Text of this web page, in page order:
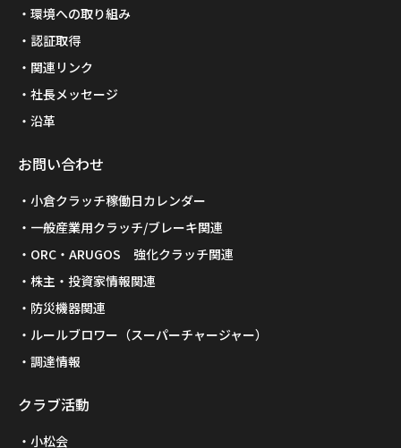
環境への取り組み
認証取得
関連リンク
社長メッセージ
沿革
お問い合わせ
小倉クラッチ稼働日カレンダー
一般産業用クラッチ/ブレーキ関連
ORC・ARUGOS 強化クラッチ関連
株主・投資家情報関連
防災機器関連
ルールブロワー（スーパーチャージャー）
調達情報
クラブ活動
小松会